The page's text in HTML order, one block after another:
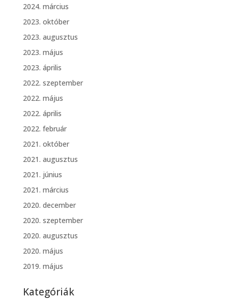
2024. március
2023. október
2023. augusztus
2023. május
2023. április
2022. szeptember
2022. május
2022. április
2022. február
2021. október
2021. augusztus
2021. június
2021. március
2020. december
2020. szeptember
2020. augusztus
2020. május
2019. május
Kategóriák